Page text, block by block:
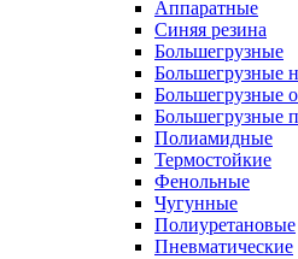
Аппаратные
Синяя резина
Большегрузные
Большегрузные
Большегрузные
Большегрузные
Полиамидные
Термостойкие
Фенольные
Чугунные
Полиуретановые
Пневматические